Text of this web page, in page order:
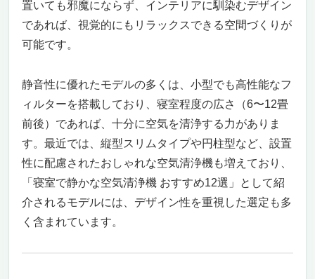
置いても邪魔にならず、インテリアに馴染むデザイン
であれば、視覚的にもリラックスできる空間づくりが
可能です。
静音性に優れたモデルの多くは、小型でも高性能なフ
ィルターを搭載しており、寝室程度の広さ（6〜12畳
前後）であれば、十分に空気を清浄する力がありま
す。最近では、縦型スリムタイプや円柱型など、設置
性に配慮されたおしゃれな空気清浄機も増えており、
「寝室で静かな空気清浄機 おすすめ12選」として紹
介されるモデルには、デザイン性を重視した選定も多
く含まれています。